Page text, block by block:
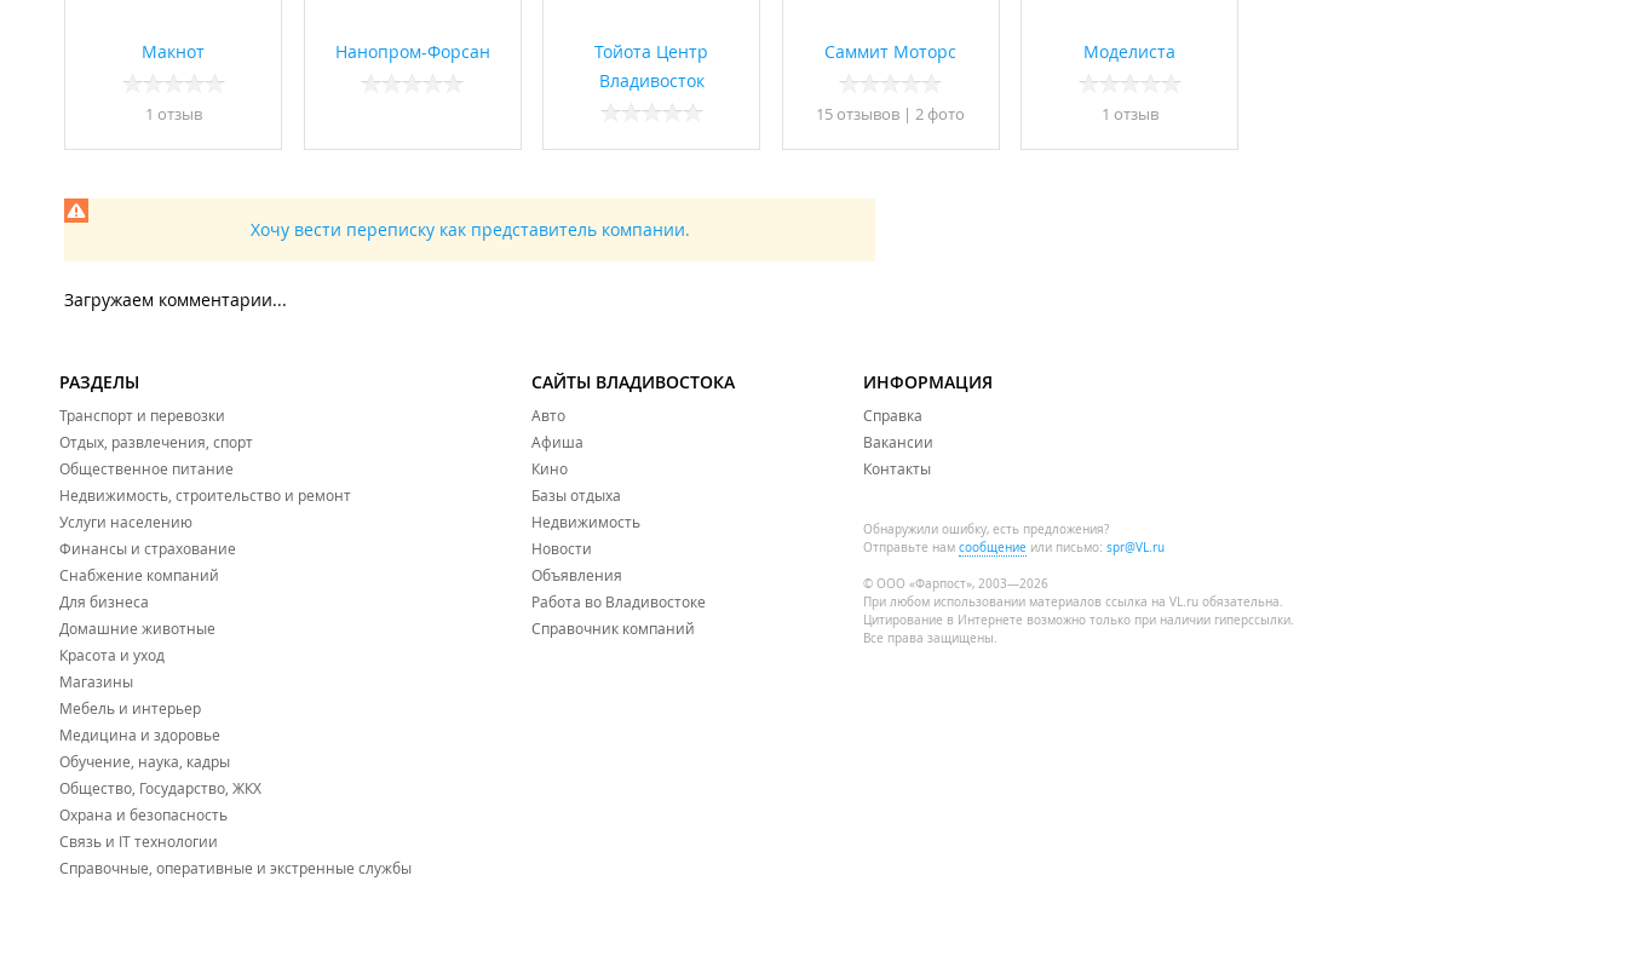
Макнот
1 отзыв
Нанопром-Форсан
Тойота Центр
Владивосток
Саммит Моторс
15 отзывов | 2 фото
Моделиста
1 отзыв
Хочу вести переписку как представитель компании.
Загружаем комментарии...
РАЗДЕЛЫ
Транспорт и перевозки
Отдых, развлечения, спорт
Общественное питание
Недвижимость, строительство и ремонт
Услуги населению
Финансы и страхование
Снабжение компаний
Для бизнеса
Домашние животные
Красота и уход
Магазины
Мебель и интерьер
Медицина и здоровье
Обучение, наука, кадры
Общество, Государство, ЖКХ
Охрана и безопасность
Связь и IT технологии
Справочные, оперативные и экстренные службы
САЙТЫ ВЛАДИВОСТОКА
Авто
Афиша
Кино
Базы отдыха
Недвижимость
Новости
Объявления
Работа во Владивостоке
Справочник компаний
ИНФОРМАЦИЯ
Справка
Вакансии
Контакты
Обнаружили ошибку, есть предложения?
Отправьте нам сообщение или письмо: spr@VL.ru
© ООО «Фарпост», 2003—2026
При любом использовании материалов ссылка на VL.ru обязательна.
Цитирование в Интернете возможно только при наличии гиперссылки.
Все права защищены.